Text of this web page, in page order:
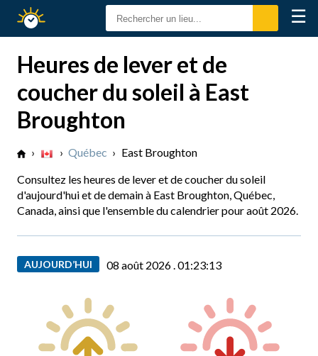
Calendrier
Solaire
☰
Heures de lever et de
coucher du soleil à East
Broughton
› › Québec › East Broughton
Consultez les heures de lever et de coucher du soleil
d'aujourd'hui et de demain à East Broughton, Québec,
Canada, ainsi que l'ensemble du calendrier pour août 2026.
AUJOURD’HUI 08 août 2026 .01:23:13